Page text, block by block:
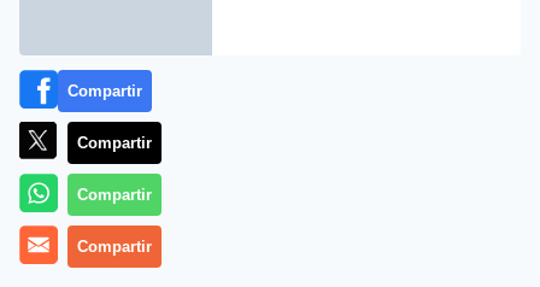
Compartir
Compartir
Compartir
Compartir